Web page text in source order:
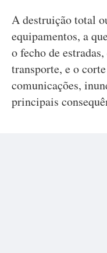
A destruição total
equipamentos, a
o fecho de
transporte, e o
comunicações,
principais